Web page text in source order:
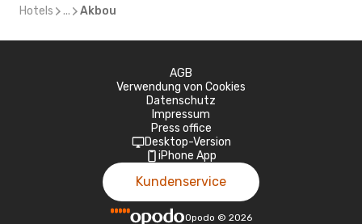
Hotels ... Akbou
AGB
Verwendung von Cookies
Datenschutz
Impressum
Press office
Desktop-Version
iPhone App
Kundenservice
Opodo © 2026